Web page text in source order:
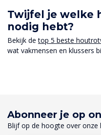
Twijfel je welke
nodig hebt?
Bekijk detop 5 beste
wat vakmensen en klussers
Abonneer je op
Blijf op de hoogte over onze